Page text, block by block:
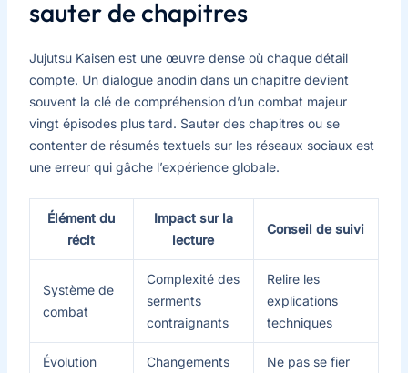
sauter de chapitres
Jujutsu Kaisen est une œuvre dense où chaque détail
compte. Un dialogue anodin dans un chapitre devient
souvent la clé de compréhension d’un combat majeur
vingt épisodes plus tard. Sauter des chapitres ou se
contenter de résumés textuels sur les réseaux sociaux est
une erreur qui gâche l’expérience globale.
Élément du
récit
Impact sur la
lecture
Conseil de suivi
Système de
combat
Complexité des
serments
contraignants
Relire les
explications
techniques
Évolution
Changements
Ne pas se fier